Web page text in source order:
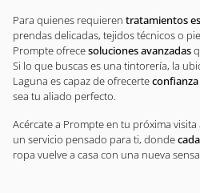
Para quienes requieren tratamientos
prendas delicadas, tejidos técnicos o
Prompte ofrecesoluciones avanzadas
Si lo que buscas es una tintorería, la
Laguna es capaz de ofrecerte
sea tu aliado perfecto.
Acércate a Prompte en tu próxima visita
un servicio pensado para ti, donde
ropa vuelve a casa con una nueva